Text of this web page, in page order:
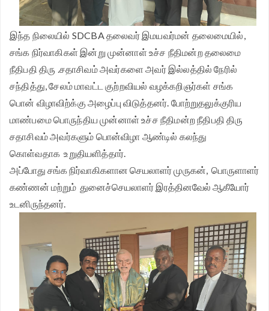
இந்த நிலையில் SDCBA தலைவர் இமயவர்மன் தலைமையில்,
சங்க நிர்வாகிகள் இன்று முன்னாள் உச்ச நீதிமன்ற தலைமை
நீதிபதி திரு .சதாசிவம் அவர்களை அவர் இல்லத்தில் நேரில்
சந்தித்து, சேலம் மாவட்ட குற்றவியல் வழக்கறிஞர்கள் சங்க
பொன் விழாவிற்க்கு அழைப்பு விடுத்தனர். போற்றுதலுக்குரிய
மாண்பமை பொருந்திய முன்னாள் உச்ச நீதிமன்ற நீதிபதி திரு
சதாசிவம் அவர்களும் பொன்விழா ஆண்டில் கலந்து
கொள்வதாக உறுதியளித்தார்.
அப்போது சங்க நிர்வாகிகளான செயலாளர் முருகன், பொருளாளர்
கண்ணன் மற்றும் துனைச்செயலாளர் இரத்தினவேல் ஆகீயோர்
உடனிருந்தனர்.